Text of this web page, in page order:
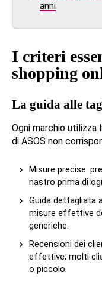
anni
I criteri
shopping
La guida alle
Ogni marchio utilizza
di ASOS non
Misure precise:
nastro prima di
Guida dettagliata
misure effettive
generiche.
Recensioni dei
effettive; molti
o piccolo.